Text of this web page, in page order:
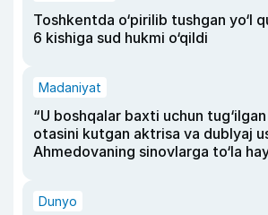
Toshkentda o‘pirilib tushgan yo‘l
6 kishiga sud hukmi o‘qildi
Madaniyat
“U boshqalar baxti uchun
otasini kutgan aktrisa va dublyaj
Ahmedovaning sinovlarga to‘la
Dunyo